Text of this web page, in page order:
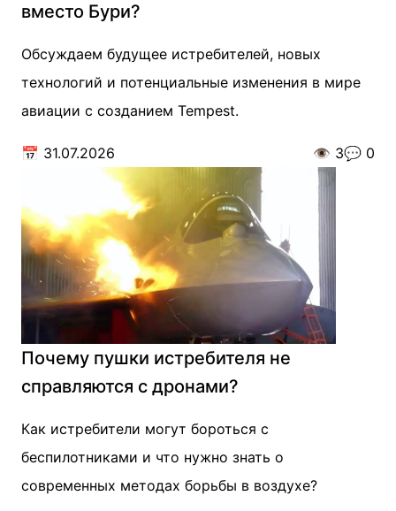
вместо Бури?
Обсуждаем будущее истребителей, новых
технологий и потенциальные изменения в мире
авиации с созданием Tempest.
📅 31.07.2026 👁️ 3💬 0
Почему пушки истребителя не
справляются с дронами?
Как истребители могут бороться с
беспилотниками и что нужно знать о
современных методах борьбы в воздухе?